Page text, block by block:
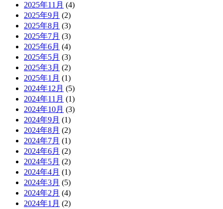
2025年11月 (4)
2025年9月 (2)
2025年8月 (3)
2025年7月 (3)
2025年6月 (4)
2025年5月 (3)
2025年3月 (2)
2025年1月 (1)
2024年12月 (5)
2024年11月 (1)
2024年10月 (3)
2024年9月 (1)
2024年8月 (2)
2024年7月 (1)
2024年6月 (2)
2024年5月 (2)
2024年4月 (1)
2024年3月 (5)
2024年2月 (4)
2024年1月 (2)